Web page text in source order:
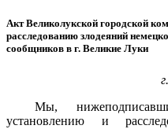
Акт Великолукской городской
расследованию злодеяний
сообщников в г. Великие Луки
Мы,
установлению и